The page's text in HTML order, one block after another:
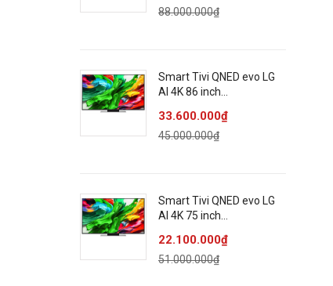
88.000.000₫
Smart Tivi QNED evo LG
AI 4K 86 inch
33.600.000₫
45.000.000₫
Smart Tivi QNED evo LG
AI 4K 75 inch
22.100.000₫
51.000.000₫